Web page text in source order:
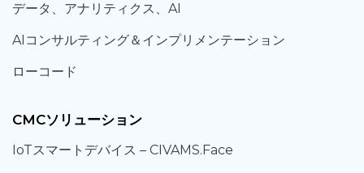
データ、 アナリティクス、 AI
AIコンサルティング＆ インプリメンテーション
ローコード
CMCソリューション
IoTスマートデバイス – CIVAMS.Face